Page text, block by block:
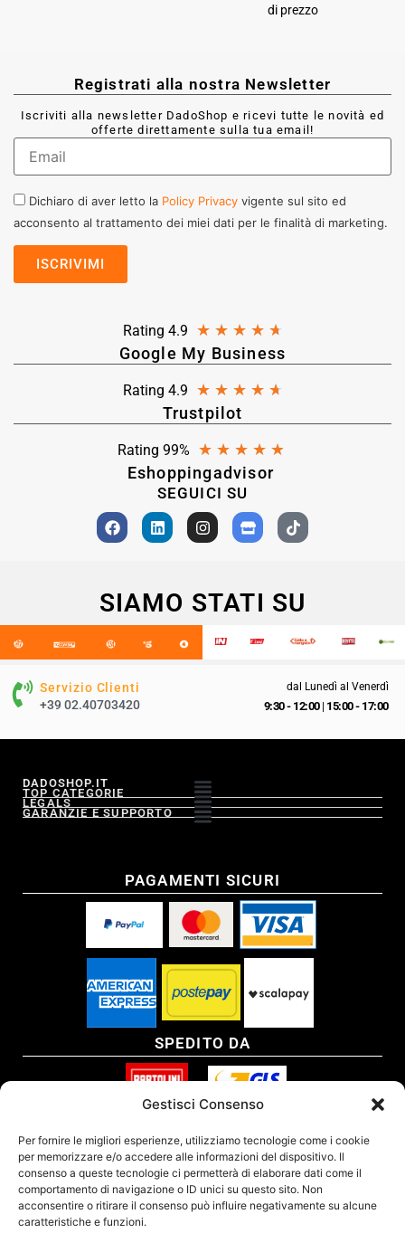
Gestisci Consenso
Per fornire le migliori esperienze, utilizziamo tecnologie come i cookie
per memorizzare e/o accedere alle informazioni del dispositivo. Il
consenso a queste tecnologie ci permetterà di elaborare dati come il
comportamento di navigazione o ID unici su questo sito. Non
acconsentire o ritirare il consenso può influire negativamente su alcune
caratteristiche e funzioni.
di prezzo
Registrati alla nostra Newsletter
Iscriviti alla newsletter DadoShop e ricevi tutte le novità ed
offerte direttamente sulla tua email!
Dichiaro di aver letto la Policy Privacy vigente sul sito ed
acconsento al trattamento dei miei dati per le finalità di marketing.
Rating 4.9 ★ ★ ★ ★ ★
Google My Business
Rating 4.9 ★ ★ ★ ★ ★
Trustpilot
Rating 99% ★ ★ ★ ★ ★
Eshoppingadvisor
SEGUICI SU
SIAMO STATI SU
Servizio Clienti
+39 02.40703420
dal Lunedì al Venerdì
9:30 - 12:00| 15:00 - 17:00
DADOSHOP.IT
TOP CATEGORIE
LEGALS
GARANZIE E SUPPORTO
PAGAMENTI SICURI
SPEDITO DA